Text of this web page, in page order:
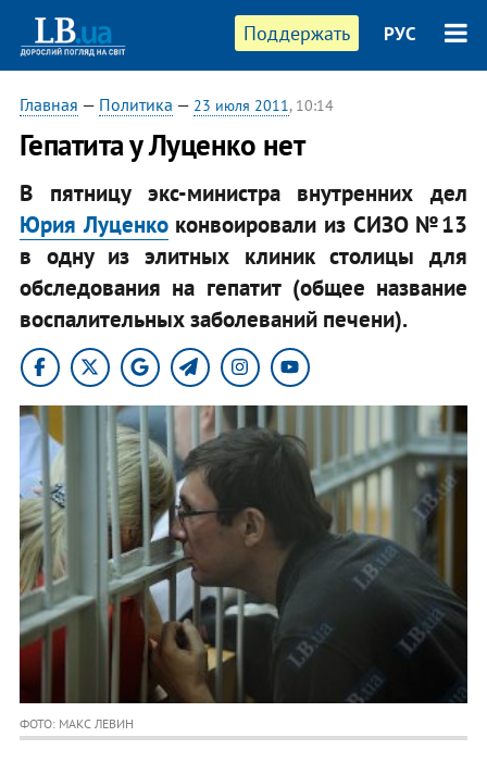
Поддержать РУС
Главная — Политика — 23 июля 2011, 10:14
Гепатита у Луценко нет
В пятницу экс-министра внутренних дел
Юрия Луценкоконвоировали из СИЗО №13
в одну из элитных клиник столицы для
обследования на гепатит (общее название
воспалительных заболеваний печени).
ФОТО: МАКС ЛЕВИН